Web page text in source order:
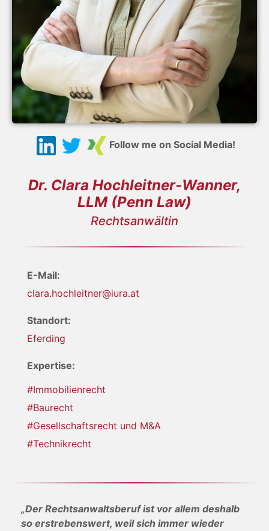
Follow me on Social Media!
Dr. Clara Hochleitner-Wanner,
LLM (Penn Law)
Rechtsanwältin
E-Mail:
clara.hochleitner@iura.at
Standort:
Eferding
Expertise:
#Immobilienrecht
#Baurecht
#Gesellschaftsrecht und M&A
#Technikrecht
„Der Rechtsanwaltsberuf ist vor allem deshalb
so erstrebenswert, weil sich immer wieder